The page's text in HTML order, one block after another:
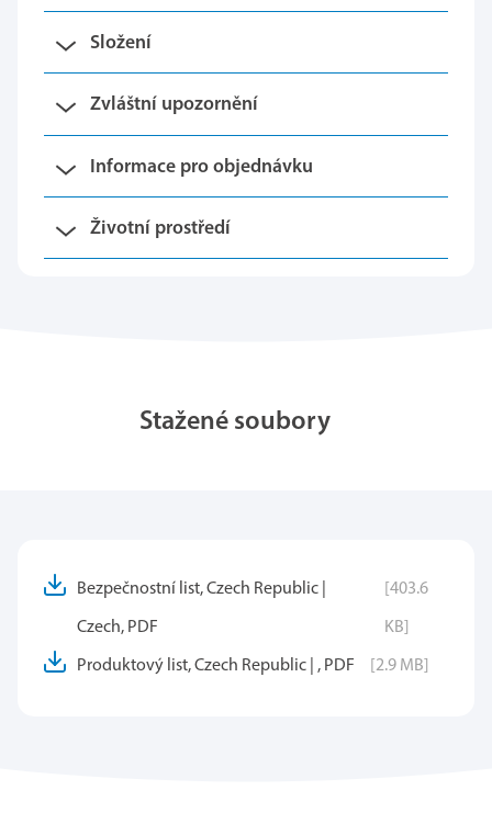
Složení
Zvláštní upozornění
Informace pro objednávku
Životní prostředí
Stažené soubory
Bezpečnostní list, Czech Republic |
Czech, PDF
[403.6
KB]
Produktový list, Czech Republic | , PDF [2.9 MB]